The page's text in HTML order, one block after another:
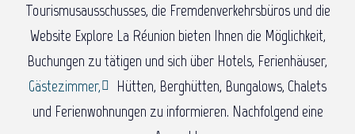
Tourismusausschusses, die Fremdenverkehrsbüros und die
Website Explore La Réunion bieten Ihnen die Möglichkeit,
Buchungen zu tätigen und sich über Hotels, Ferienhäuser,
Gästezimmer,
Hütten, Berghütten, Bungalows, Chalets
und Ferienwohnungen zu informieren. Nachfolgend eine